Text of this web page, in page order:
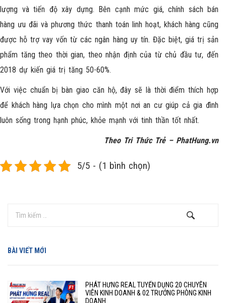
lượng và tiến độ xây dựng. Bên cạnh mức giá, chính sách bán
hàng ưu đãi và phương thức thanh toán linh hoạt, khách hàng cũng
được hỗ trợ vay vốn từ các ngân hàng uy tín. Đặc biệt, giá trị sản
phẩm tăng theo thời gian, theo nhận định của từ chủ đầu tư, đến
2018 dự kiến giá trị tăng 50-60%.
Với việc chuẩn bị bàn giao căn hộ, đây sẽ là thời điểm thích hợp
để khách hàng lựa chọn cho mình một nơi an cư giúp cả gia đình
luôn sống trong hạnh phúc, khỏe mạnh với tinh thần tốt nhất.
Theo Tri Thức Trẻ – PhatHung.vn
5/5 - (1 bình chọn)
BÀI VIẾT MỚI
PHÁT HƯNG REAL TUYỂN DỤNG 20 CHUYÊN
VIÊN KINH DOANH & 02 TRƯỞNG PHÒNG KINH
DOANH